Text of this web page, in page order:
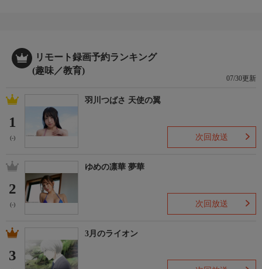
リモート録画予約ランキング
(趣味／教育)
07/30更新
1
(-)
羽川つばさ 天使の翼
次回放送
2
(-)
ゆめの凛華 夢華
次回放送
3
3月のライオン